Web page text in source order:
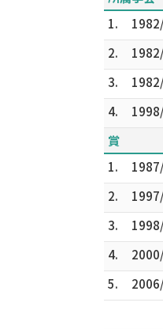
1.
2.
3.
4.
賞
1.
2.
3.
4.
5.